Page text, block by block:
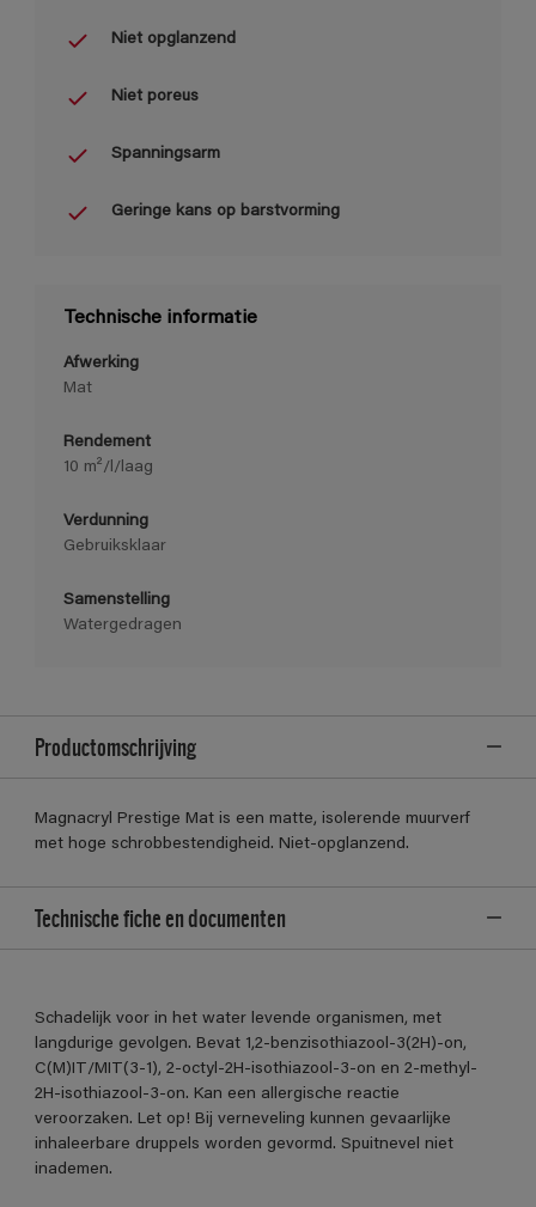
Niet opglanzend
Niet poreus
Spanningsarm
Geringe kans op barstvorming
Technische informatie
Afwerking
Mat
Rendement
10 m²/l/laag
Verdunning
Gebruiksklaar
Samenstelling
Watergedragen
Productomschrijving
Magnacryl Prestige Mat is een matte, isolerende muurverf
met hoge schrobbestendigheid. Niet-opglanzend.
Technische fiche en documenten
Schadelijk voor in het water levende organismen, met
langdurige gevolgen. Bevat 1,2-benzisothiazool-3(2H)-on,
C(M)IT/MIT(3-1), 2-octyl-2H-isothiazool-3-on en 2-methyl-
2H-isothiazool-3-on. Kan een allergische reactie
veroorzaken. Let op! Bij verneveling kunnen gevaarlijke
inhaleerbare druppels worden gevormd. Spuitnevel niet
inademen.